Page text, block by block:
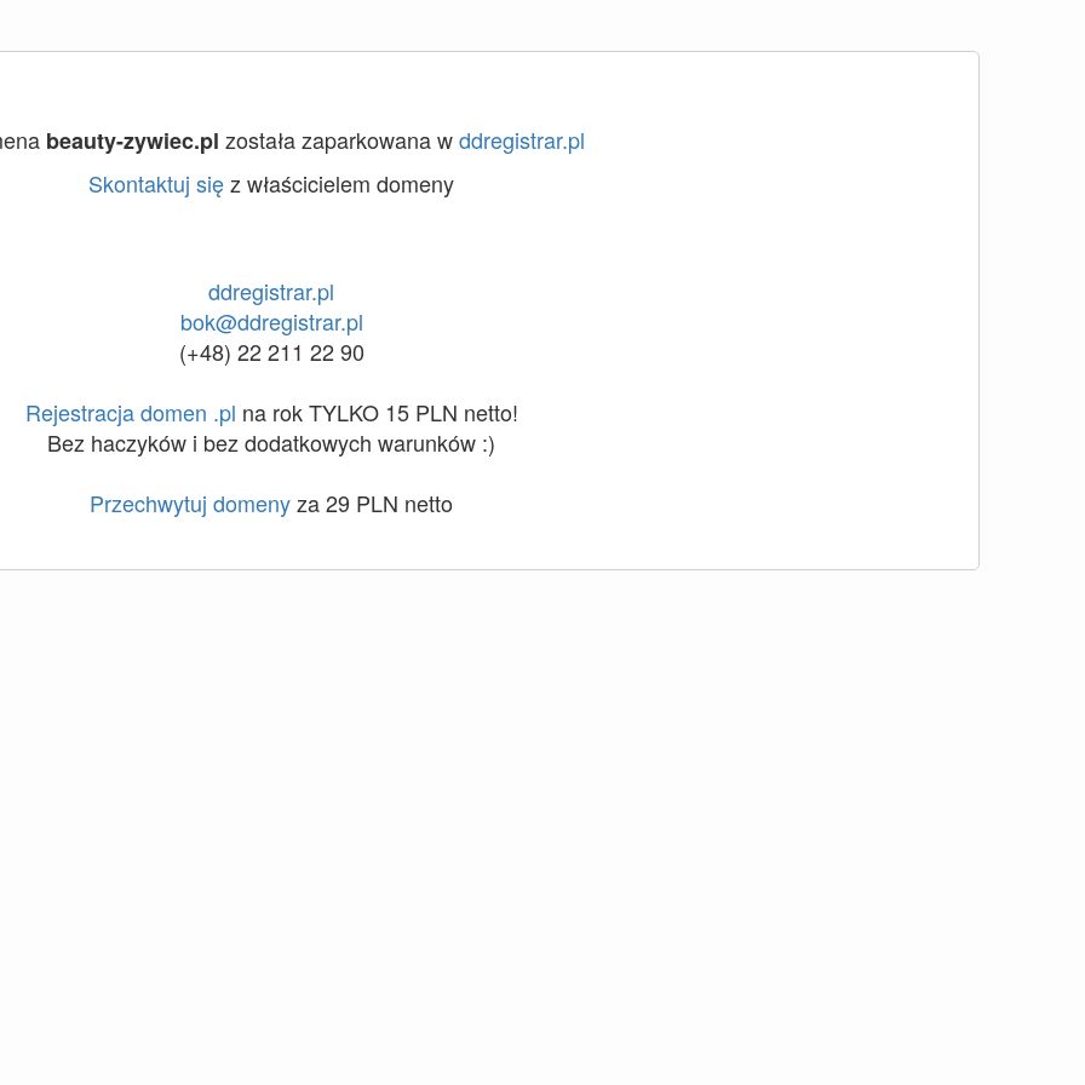
beauty-zywiec.pl została zaparkowana wddregistrar.pl
Skontaktuj sięz właścicielem domeny
ddregistrar.pl
bok@ddregistrar.pl
(+48) 22 211 22 90
Rejestracja domen .pl na rok TYLKO 15 PLN netto!
Bez haczyków i bez dodatkowych warunków :)
Przechwytuj domenyza 29 PLN netto